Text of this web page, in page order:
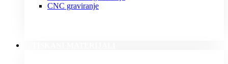
CNC graviranje